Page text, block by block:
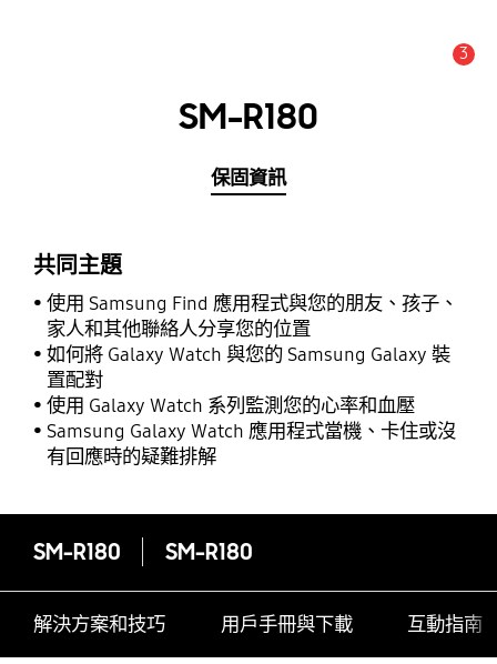
3
SM-R180
保固資訊
共同主題
使用 Samsung Find 應用程式與您的朋友、孩子、
家人和其他聯絡人分享您的位置
如何將 Galaxy Watch 與您的 Samsung Galaxy 裝
置配對
使用 Galaxy Watch 系列監測您的心率和血壓
Samsung Galaxy Watch 應用程式當機、卡住或沒
有回應時的疑難排解
SM-R180 SM-R180
解決方案和技巧 用戶手冊與下載 互動指南